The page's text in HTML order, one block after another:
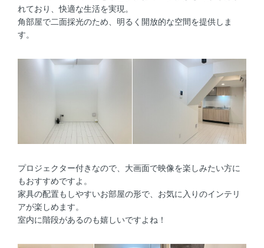
れており、快適な生活を実現。
角部屋で二面採光のため、明るく開放的な空間を提供しま
す。
プロジェクター付きなので、大画面で映像を楽しみたい方に
もおすすめですよ。
家具の配置もしやすいお部屋の形で、お気に入りのインテリ
アが楽しめます。
室内に階段があるのも嬉しいですよね！